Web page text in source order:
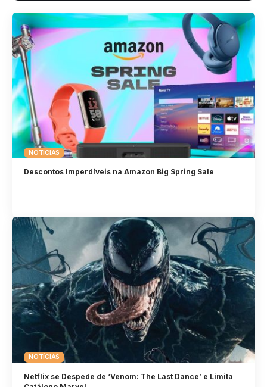
NOTÍCIAS
Descontos Imperdíveis na Amazon Big Spring Sale
NOTÍCIAS
Netflix se Despede de ‘Venom: The Last Dance’ e Limita